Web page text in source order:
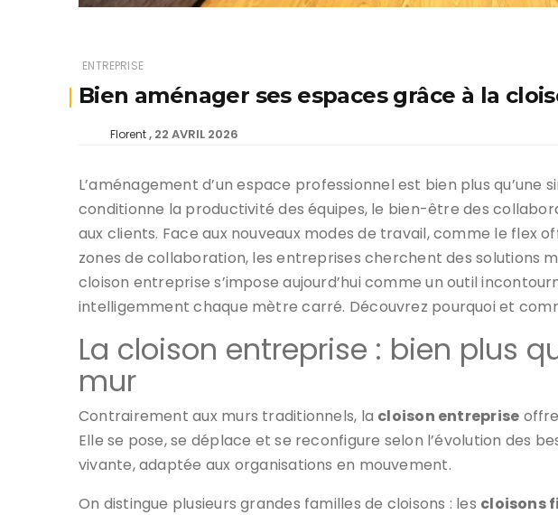
ENTREPRISE
Bien aménager ses espaces grâce à la
Florent 22 AVRIL 2026
L’aménagement d’un espace professionnel est bien plus qu’une
conditionne la productivité des équipes, le bien-être des
aux clients. Face aux nouveaux modes de travail, comme le flex
zones de collaboration, les entreprises cherchent des solutions
cloison entreprise s’impose aujourd’hui comme un outil
intelligemment chaque mètre carré. Découvrez pourquoi et
La cloison entreprise : bien plus
mur
Contrairement aux murs traditionnels, la cloison entreprise
Elle se pose, se déplace et se reconfigure selon l’évolution des
vivante, adaptée aux organisations en mouvement.
On distingue plusieurs grandes familles de cloisons : les cloisons